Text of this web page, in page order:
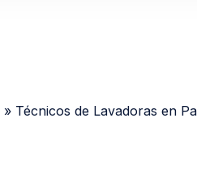
» Técnicos de Lavadoras en